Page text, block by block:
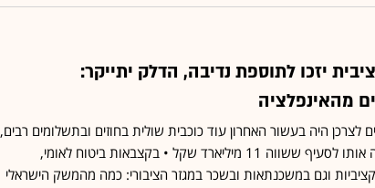
יזכו לתוספת נדיבה, הדלק יתייקר:
מהאינפלציה
היה בעשור האחרון עוד כוכבית שולית בחוזים ובתשלומים רבים,
אך אינפלציה של 4.4% הפכה אותו לסעיף ששווה 11 מיליארד שקל • בקצבאות ביטוח לאומי,
וגם במשכנתאות ובשכר במגזר הציבורי: כמה מהמשק הישראלי